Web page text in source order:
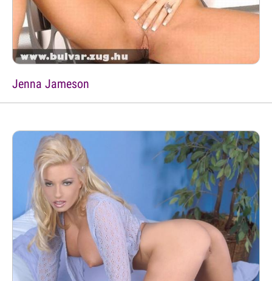
Jenna Jameson